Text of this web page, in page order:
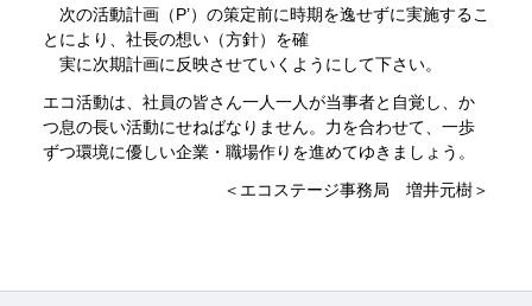
次の活動計画（P’）の策定前に時期を逸せずに実施するこ
とにより、社長の想い（方針）を確
実に次期計画に反映させていくようにして下さい。
エコ活動は、社員の皆さん一人一人が当事者と自覚し、か
つ息の長い活動にせねばなりません。力を合わせて、一歩
ずつ環境に優しい企業・職場作りを進めてゆきましょう。
＜エコステージ事務局 増井元樹＞